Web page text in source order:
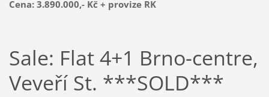
Cena: 3.890.000,- Kč+ provize RK
Sale: Flat 4+1 Brno-centre,
Veveří St. ***SOLD***